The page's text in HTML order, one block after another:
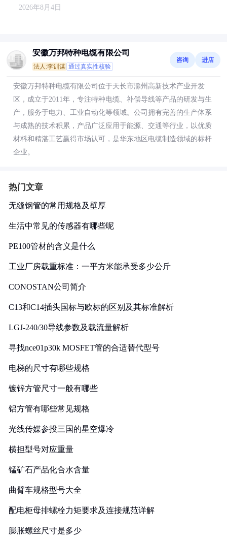
2026年8月4日
安徽万邦特种电缆有限公司
法人:李训谋 通过真实性核验
咨询 进店
安徽万邦特种电缆有限公司位于天长市滁州高新技术产业开发
区，成立于2011年，专注特种电缆、补偿导线等产品的研发与生
产，服务于电力、工业自动化等领域。公司拥有完善的生产体系
与成熟的技术积累，产品广泛应用于能源、交通等行业，以优质
材料和精湛工艺赢得市场认可，是华东地区电缆制造领域的标杆
企业。
热门文章
无缝钢管的常用规格及壁厚
生活中常见的传感器有哪些呢
PE100管材的含义是什么
工业厂房载重标准：一平方米能承受多少公斤
CONOSTAN公司简介
C13和C14插头国标与欧标的区别及其标准解析
LGJ-240/30导线参数及载流量解析
寻找nce01p30k MOSFET管的合适替代型号
电梯的尺寸有哪些规格
镀锌方管尺寸一般有哪些
铝方管有哪些常见规格
光线传媒参投三国的星空爆冷
横担型号对应重量
锰矿石产品化合水含量
曲臂车规格型号大全
配电柜母排螺栓力矩要求及连接规范详解
膨胀螺丝尺寸是多少